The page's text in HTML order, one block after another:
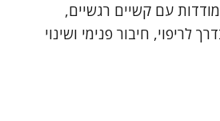
עם קשיים רגשיים,
לריפוי, חיבור פנימי ושינוי